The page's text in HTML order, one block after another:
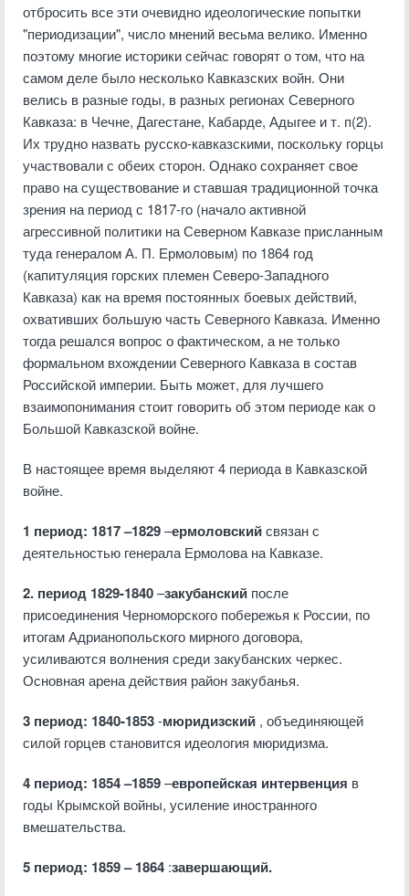
отбросить все эти очевидно идеологические попытки
"периодизации", число мнений весьма велико. Именно
поэтому многие историки сейчас говорят о том, что на
самом деле было несколько Кавказских войн. Они
велись в разные годы, в разных регионах Северного
Кавказа: в Чечне, Дагестане, Кабарде, Адыгее и т. п(2).
Их трудно назвать русско-кавказскими, поскольку горцы
участвовали с обеих сторон. Однако сохраняет свое
право на существование и ставшая традиционной точка
зрения на период с 1817-го (начало активной
агрессивной политики на Северном Кавказе присланным
туда генералом А. П. Ермоловым) по 1864 год
(капитуляция горских племен Северо-Западного
Кавказа) как на время постоянных боевых действий,
охвативших бoльшую часть Северного Кавказа. Именно
тогда решался вопрос о фактическом, а не только
формальном вхождении Северного Кавказа в состав
Российской империи. Быть может, для лучшего
взаимопонимания стоит говорить об этом периоде как о
Большой Кавказской войне.
В настоящее время выделяют 4 периода в Кавказской
войне.
1 период: 1817 –1829–ермоловскийсвязан с
деятельностью генерала Ермолова на Кавказе.
2. период 1829-1840–закубанский после
присоединения Черноморского побережья к России, по
итогам Адрианопольского мирного договора,
усиливаются волнения среди закубанских черкес.
Основная арена действия район закубанья.
3 период: 1840-1853-мюридизский , объединяющей
силой горцев становится идеология мюридизма.
4 период: 1854 –1859–европейская интервенция в
годы Крымской войны, усиление иностранного
вмешательства.
5 период: 1859 – 1864 :завершающий.